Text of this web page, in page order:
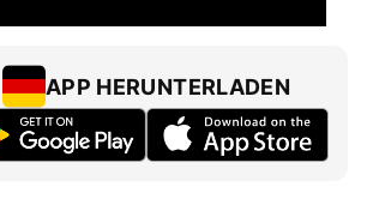
APP HERUNTERLADEN